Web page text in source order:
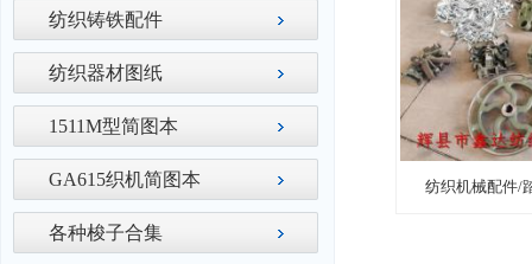
纺织铸铁配件
纺织器材图纸
1511M型简图本
GA615织机简图本
各种梭子合集
纺织机械配件/